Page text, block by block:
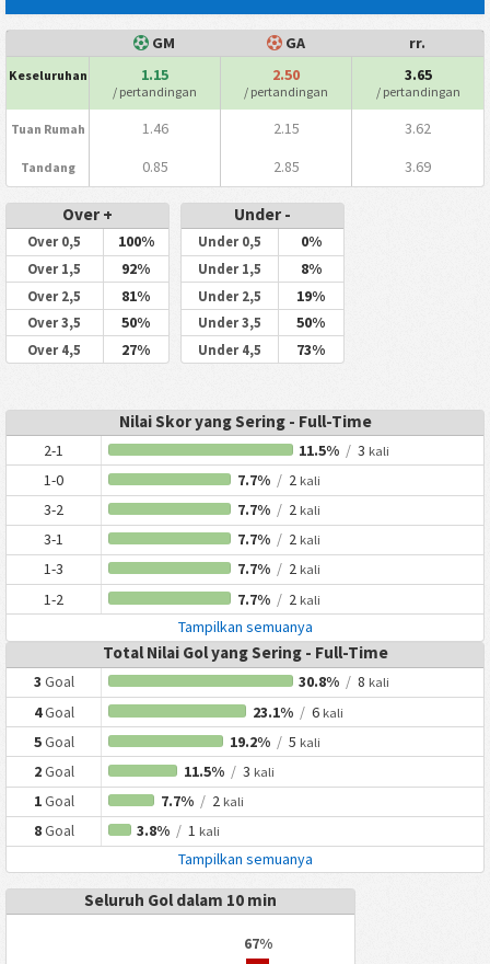
GM GA rr.
Keseluruhan 1.15
/ pertandingan
2.50
/ pertandingan
3.65
/ pertandingan
Tuan Rumah 1.46 2.15 3.62
Tandang 0.85 2.85 3.69
Over +
Over 0,5 100%
Over 1,5 92%
Over 2,5 81%
Over 3,5 50%
Over 4,5 27%
Under -
Under 0,5 0%
Under 1,5 8%
Under 2,5 19%
Under 3,5 50%
Under 4,5 73%
Nilai Skor yang Sering - Full-Time
2-1 11.5% / 3 kali
1-0 7.7% /2 kali
3-2 7.7% /2 kali
3-1 7.7% /2 kali
1-3 7.7% /2 kali
1-2 7.7% /2 kali
Tampilkan semuanya
Total Nilai Gol yang Sering - Full-Time
3 Goal 30.8% / 8 kali
4Goal 23.1% /6 kali
5Goal 19.2% /5 kali
2Goal 11.5% /3 kali
1Goal 7.7% /2 kali
8Goal 3.8% / 1 kali
Tampilkan semuanya
Seluruh Gol dalam 10 min
67%